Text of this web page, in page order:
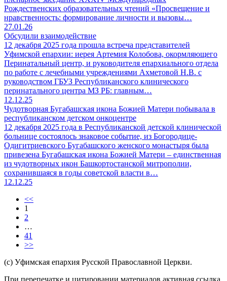
Рождественских образовательных чтений «Просвещение и
нравственность: формирование личности и вызовы…
27.01.26
Обсудили взаимодействие
12 декабря 2025 года прошла встреча представителей
Уфимской епархии: иерея Артемия Колобова, окормляющего
Перинатальный центр, и руководителя епархиального отдела
по работе с лечебными учреждениями Ахметовой Н.В. с
руководством ГБУЗ Республиканского клинического
перинатального центра МЗ РБ: главным…
12.12.25
Чудотворная Бугабашская икона Божией Матери побывала в
республиканском детском онкоцентре
12 декабря 2025 года в Республиканской детской клинической
больнице состоялось знаковое событие, из Богородице-
Одигитриевского Бугабашского женского монастыря была
привезена Бугабашская икона Божией Матери – единственная
из чудотворных икон Башкортостанской митрополии,
сохранившаяся в годы советской власти в…
12.12.25
<<
1
2
…
41
>>
(с) Уфимская епархия Русской Православной Церкви.
При перепечатке и цитировании материалов активная ссылка